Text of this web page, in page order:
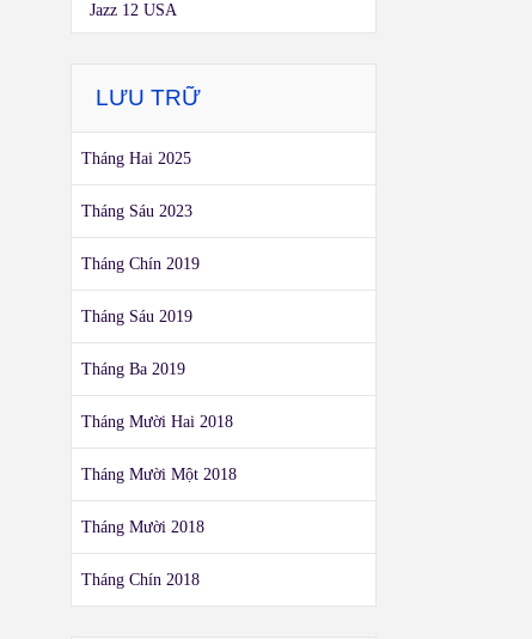
Jazz 12 USA
LƯU TRỮ
Tháng Hai 2025
Tháng Sáu 2023
Tháng Chín 2019
Tháng Sáu 2019
Tháng Ba 2019
Tháng Mười Hai 2018
Tháng Mười Một 2018
Tháng Mười 2018
Tháng Chín 2018